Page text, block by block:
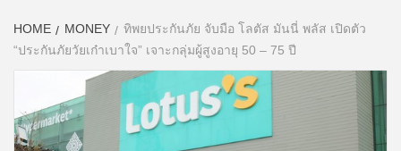
HOME MONEY
ทิพยประกันภัย จับมือ โลตัส มันนี่ พลัส เปิดตัว
“ประกันภัยวัยเก๋าเบาใจ” เจาะกลุ่มผู้สูงอายุ 50 – 75 ปี